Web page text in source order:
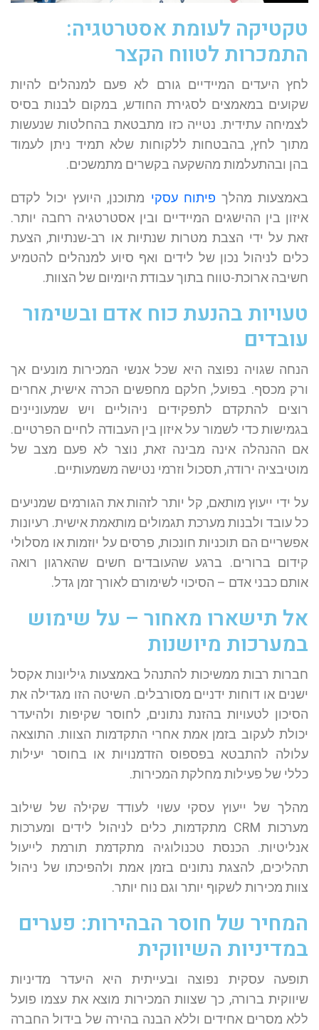
טקטיקה לעומת אסטרטגיה:
התמכרות לטווח הקצר
לחץ היעדים המיידיים גורם לא פעם למנהלים להיות
שקועים במאמצים לסגירת החודש, במקום לבנות בסיס
לצמיחה עתידית. נטייה כזו מתבטאת בהחלטות שנעשות
מתוך לחץ, בהבטחות ללקוחות שלא תמיד ניתן לעמוד
בהן ובהתעלמות מהשקעה בקשרים מתמשכים.
באמצעות מהלך פיתוח עסקי מתוכנן, היועץ יכול לקדם
איזון בין ההישגים המיידיים ובין אסטרטגיה רחבה יותר.
זאת על ידי הצבת מטרות שנתיות או רב-שנתיות, הצעת
כלים לניהול נכון של לידים ואף סיוע למנהלים להטמיע
חשיבה ארוכת-טווח בתוך עבודת היומיום של הצוות.
טעויות בהנעת כוח אדם ובשימור
עובדים
הנחה שגויה נפוצה היא שכל אנשי המכירות מונעים אך
ורק מכסף. בפועל, חלקם מחפשים הכרה אישית, אחרים
רוצים להתקדם לתפקידים ניהוליים ויש שמעוניינים
בגמישות כדי לשמור על איזון בין העבודה לחיים הפרטיים.
אם ההנהלה אינה מבינה זאת, נוצר לא פעם מצב של
מוטיבציה ירודה, תסכול וזרמי נטישה משמעותיים.
על ידי ייעוץ מותאם, קל יותר לזהות את הגורמים שמניעים
כל עובד ולבנות מערכת תגמולים מותאמת אישית. רעיונות
אפשריים הם תוכניות חונכות, פרסים על יוזמות או מסלולי
קידום ברורים. ברגע שהעובדים חשים שהארגון רואה
אותם כבני אדם – הסיכוי לשימורם לאורך זמן גדל.
אל תישארו מאחור – על שימוש
במערכות מיושנות
חברות רבות ממשיכות להתנהל באמצעות גיליונות אקסל
ישנים או דוחות ידניים מסורבלים. השיטה הזו מגדילה את
הסיכון לטעויות בהזנת נתונים, לחוסר שקיפות ולהיעדר
יכולת לעקוב בזמן אמת אחרי התקדמות הצוות. התוצאה
עלולה להתבטא בפספוס הזדמנויות או בחוסר יעילות
כללי של פעילות מחלקת המכירות.
מהלך של ייעוץ עסקי עשוי לעודד שקילה של שילוב
מערכות CRM מתקדמות, כלים לניהול לידים ומערכות
אנליטיות. הכנסת טכנולוגיה מתקדמת תורמת לייעול
תהליכים, להצגת נתונים בזמן אמת ולהפיכתו של ניהול
צוות מכירות לשקוף יותר וגם נוח יותר.
המחיר של חוסר הבהירות: פערים
במדיניות השיווקית
תופעה עסקית נפוצה ובעייתית היא היעדר מדיניות
שיווקית ברורה, כך שצוות המכירות מוצא את עצמו פועל
ללא מסרים אחידים וללא הבנה בהירה של בידול החברה